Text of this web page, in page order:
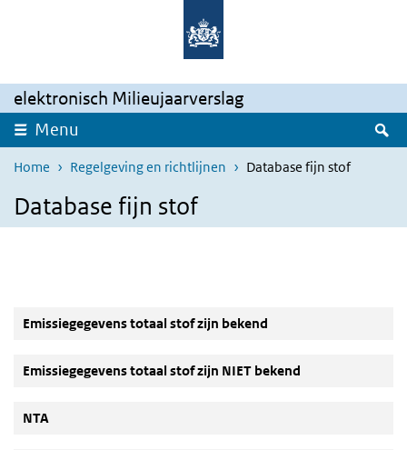
Overslaan en naar de inhoud gaan
elektronisch Milieujaarverslag
Menu
Home Regelgeving en richtlijnen Database fijn stof
Database fijn stof
Emissiegegevens totaal stof zijn bekend
Emissiegegevens totaal stof zijn NIET bekend
NTA